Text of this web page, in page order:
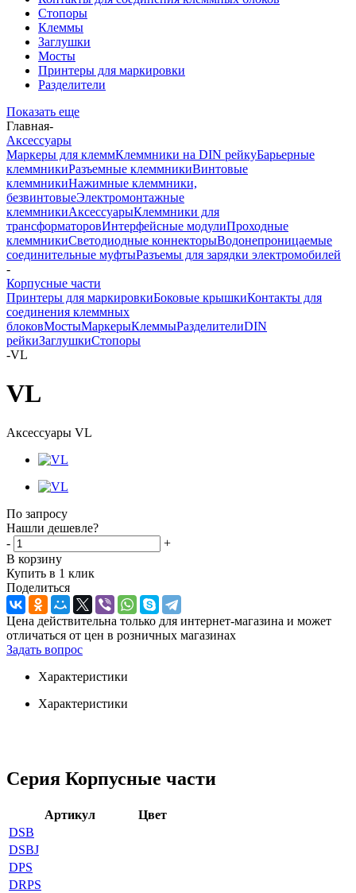
Стопоры
Клеммы
Заглушки
Мосты
Принтеры для маркировки
Разделители
Показать еще
Главная-
Аксессуары
Маркеры для клеммКлеммники на DIN рейкуБарьерные
клеммникиРазъемные клеммникиВинтовые
клеммникиНажимные клеммники,
безвинтовыеЭлектромонтажные
клеммникиАксессуарыКлеммники для
трансформаторовИнтерфейсные модулиПроходные
клеммникиСветодиодные коннекторыВодонепроницаемые
соединительные муфтыРазъемы для зарядки электромобилей
-
Корпусные части
Принтеры для маркировкиБоковые крышкиКонтакты для
соединения клеммных
блоковМостыМаркерыКлеммыРазделителиDIN
рейкиЗаглушкиСтопоры
-VL
VL
Аксессуары VL
По запросу
Нашли дешевле?
-
+
В корзину
Купить в 1 клик
Поделиться
Цена действительна только для интернет-магазина и может
отличаться от цен в розничных магазинах
Задать вопрос
Характеристики
Характеристики
Серия Корпусные части
Артикул
Цвет
DSB
DSBJ
DPS
DRPS